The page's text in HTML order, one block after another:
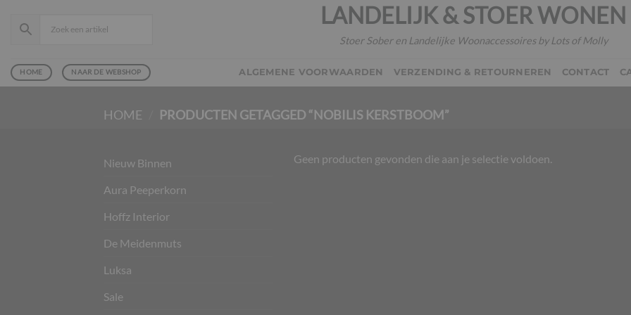
naar
LANDELIJK & STOER WONEN
Stoer Sober en Landelijke Woonaccessoires by Lots of Molly
HOME NAAR DE WEBSHOP ALGEMENE VOORWAARDEN VERZENDING & RETOURNEREN CONTACT
HOME PRODUCTEN GETAGGED “NOBILIS KERSTBOOM”
Nieuw Binnen
Aura Peeperkorn
Hoffz Interior
De Meidenmuts
Luksa
Sale
Geen producten gevonden die aan je selectie voldoen.